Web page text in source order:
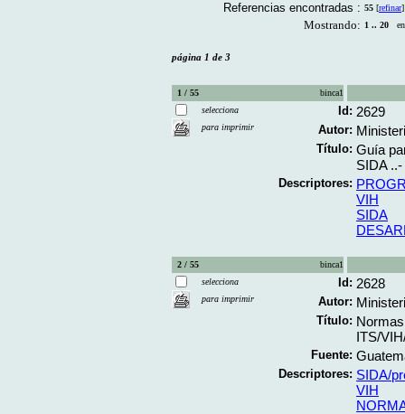
Referencias encontradas : 55 [refinar]
Mostrando: 1 .. 20 en
página 1 de 3
1 / 55
binca1
selecciona
para imprimir
Id: 2629
Autor:
Título: Guía
SIDA ..-
Descriptores:
VIH
SIDA
2 / 55
binca1
selecciona
para imprimir
Id: 2628
Autor:
Título:
ITS/
Fuente:
Descriptores: SIDA/
VIH